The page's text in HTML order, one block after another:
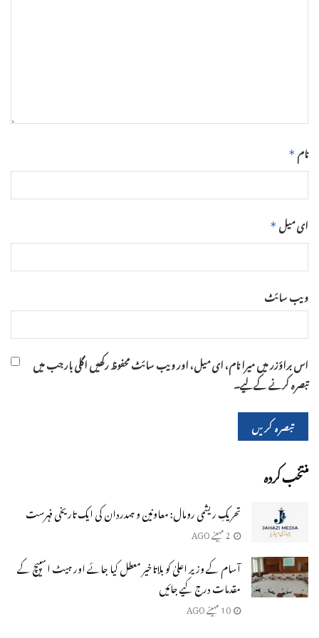
نام *
ای میل *
ویب‌ سائٹ
اس براؤزر میں میرا نام، ای میل، اور ویب سائٹ محفوظ رکھیں اگلی بار جب میں
تبصرہ کرنے کےلیے۔
منتخب کردہ
تحریکِ ریشمی رومال: معاونین و ہمدردان کی ایک تاریخی فہرست
آسام کے وزیر اعلیٰ کو بلاتاخیر معطل کیا جائے اور ہیٹ اسپیچ کے
مقدمات درج کیے جائیں